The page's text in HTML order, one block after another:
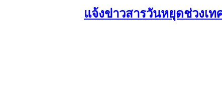
แจ้งข่าวสารวันหยุดช่วงเ